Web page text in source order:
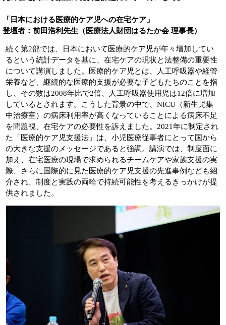
「日本における医療的ケア児への在宅ケア」
登壇者：前田浩利先生（医療法人財団はるたか会 理事長）
続く第2部では、日本において医療的ケア児が年々増加してい
るという統計データを基に、在宅ケアの現状と法整備の重要性
について講演しました。医療的ケア児とは、人工呼吸器や経管
栄養など、継続的な医療的支援が必要な子どもたちのことを指
し、その数は2008年比で2倍、人工呼吸器使用児は12倍に増加
しているとされます。こうした背景の中で、NICU（新生児集
中治療室）の病床利用率が高くなっていることによる病床不足
を問題視、在宅ケアの必要性を訴えました。2021年に制定され
た「医療的ケア児支援法」は、小児医療従事者にとって国から
の大きな支援のメッセージであると強調。講演では、制度面に
加え、在宅医療の現場で求められるチームケアや家族支援の実
際、さらに国際的に見た医療的ケア児支援の先進事例なども紹
介され、制度と実践の両輪で持続可能性を考えるきっかけが提
供されました。